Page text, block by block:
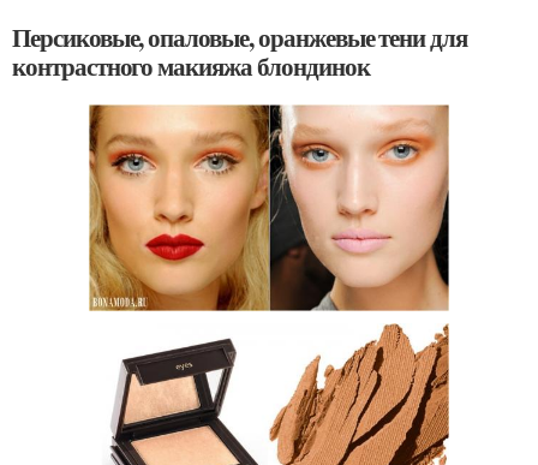
Персиковые, опаловые, оранжевые тени для
контрастного макияжа блондинок